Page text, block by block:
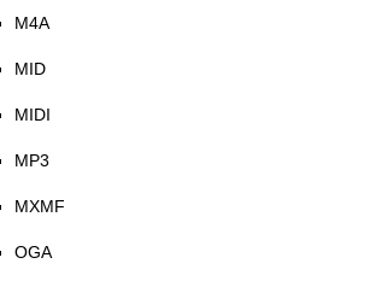
M4A
MID
MIDI
MP3
MXMF
OGA